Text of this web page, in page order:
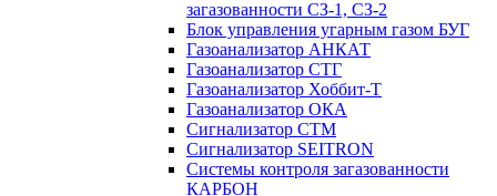
загазованности СЗ-1, СЗ-2
Блок управления угарным газом БУГ
Газоанализатор АНКАТ
Газоанализатор СТГ
Газоанализатор Хоббит-Т
Газоанализатор ОКА
Сигнализатор СТМ
Сигнализатор SEITRON
Системы контроля загазованности
КАРБОН